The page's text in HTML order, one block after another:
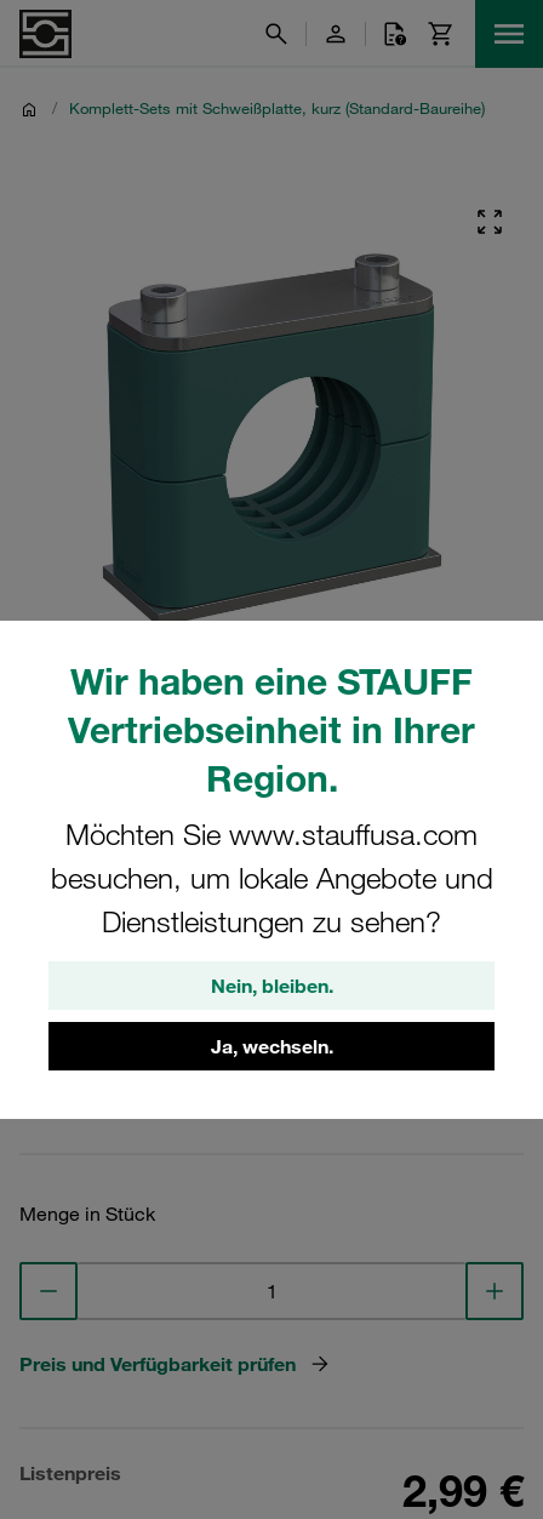
Wir haben eine STAUFF
Vertriebseinheit in Ihrer
Region.
Möchten Sie www.stauffusa.com
besuchen, um lokale Angebote und
Dienstleistungen zu sehen?
Nein, bleiben.
Ja, wechseln.
/ Komplett-Sets mit Schweißplatte, kurz (Standard-Baureihe)
tatsächlichen Produkt abweichen.
Mehr anzeigen
Komplettschelle Standard-Baureihe Gr.
2 Ø18mm Polypropylen W10 gerippt,
mit Vorspannung Anschweißpl., kurz
Deckpl., IS-Schraube
SP-218-PP-DP-IS-M-W10
STAUFF Materialnr. 1110001158
Menge in Stück
Preis und Verfügbarkeit prüfen
Listenpreis 2,99 €